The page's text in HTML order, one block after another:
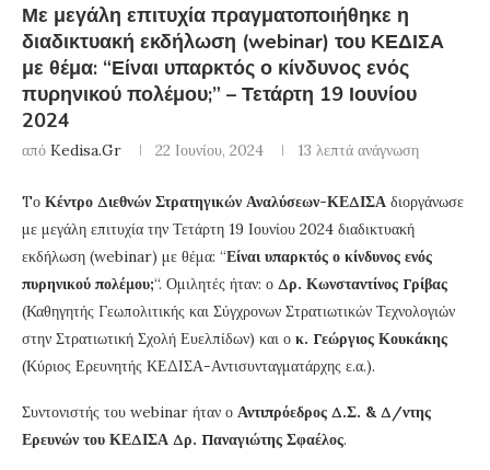
Με μεγάλη επιτυχία πραγματοποιήθηκε η
διαδικτυακή εκδήλωση (webinar) του ΚΕΔΙΣΑ
με θέμα: “Είναι υπαρκτός ο κίνδυνος ενός
πυρηνικού πολέμου;” – Τετάρτη 19 Ιουνίου
2024
από Kedisa.gr 22 Ιουνίου, 2024 13 λεπτά ανάγνωση
Tο Κέντρο Διεθνών Στρατηγικών Αναλύσεων-ΚΕΔΙΣΑ διοργάνωσε
με μεγάλη επιτυχία την Τετάρτη 19 Ιουνίου 2024 διαδικτυακή
εκδήλωση (webinar) με θέμα: “Είναι υπαρκτός ο κίνδυνος ενός
πυρηνικού πολέμου;“. Ομιλητές ήταν: ο Δρ. Κωνσταντίνος Γρίβας
(Καθηγητής Γεωπολιτικής και Σύγχρονων Στρατιωτικών Τεχνολογιών
στην Στρατιωτική Σχολή Ευελπίδων) και ο κ. Γεώργιος Κουκάκης
(Κύριος Ερευνητής ΚΕΔΙΣΑ-Αντισυνταγματάρχης ε.α.).
Συντονιστής του webinar ήταν ο Αντιπρόεδρος Δ.Σ. & Δ/ντης
Ερευνών του ΚΕΔΙΣΑ Δρ. Παναγιώτης Σφαέλος.